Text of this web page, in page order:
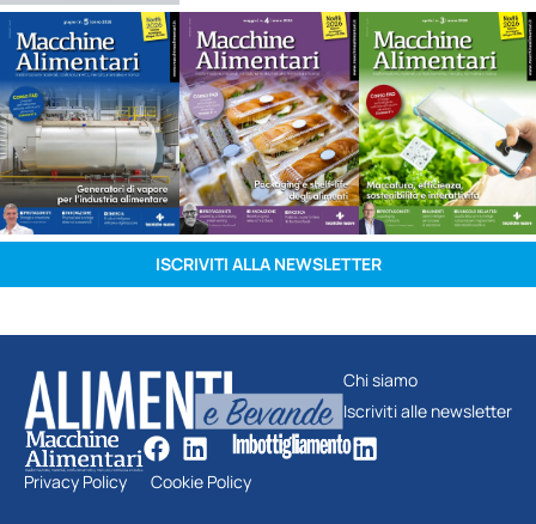
ISCRIVITI ALLA NEWSLETTER
Chi siamo
Iscriviti alle newsletter
Privacy Policy Cookie Policy